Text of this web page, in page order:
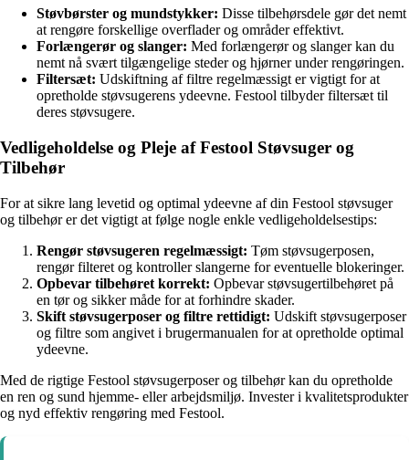
Støvbørster og mundstykker: Disse tilbehørsdele gør det nemt
at rengøre forskellige overflader og områder effektivt.
Forlængerør og slanger: Med forlængerør og slanger kan du
nemt nå svært tilgængelige steder og hjørner under rengøringen.
Filtersæt: Udskiftning af filtre regelmæssigt er vigtigt for at
opretholde støvsugerens ydeevne. Festool tilbyder filtersæt til
deres støvsugere.
Vedligeholdelse og Pleje af Festool Støvsuger og
Tilbehør
For at sikre lang levetid og optimal ydeevne af din Festool støvsuger
og tilbehør er det vigtigt at følge nogle enkle vedligeholdelsestips:
Rengør støvsugeren regelmæssigt: Tøm støvsugerposen,
rengør filteret og kontroller slangerne for eventuelle blokeringer.
Opbevar tilbehøret korrekt: Opbevar støvsugertilbehøret på
en tør og sikker måde for at forhindre skader.
Skift støvsugerposer og filtre rettidigt: Udskift støvsugerposer
og filtre som angivet i brugermanualen for at opretholde optimal
ydeevne.
Med de rigtige Festool støvsugerposer og tilbehør kan du opretholde
en ren og sund hjemme- eller arbejdsmiljø. Invester i kvalitetsprodukter
og nyd effektiv rengøring med Festool.